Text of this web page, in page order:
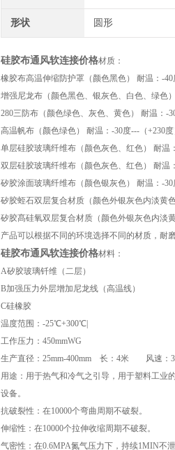
形状 圆形
硅胶布通风软连接价格材质：
橡胶布高温伸缩防护罩（颜色黑色） 耐温：-40
增强尼龙布（颜色黑色、银灰色、白色、绿色
280三防布（颜色绿色、灰色、黄色） 耐温：-
高温帆布（颜色绿色） 耐温：-30度---（+230度
单层硅胶玻璃纤维布（颜色灰色、红色） 耐温
双层硅胶玻璃纤维布（颜色灰色、红色） 耐温
矽胶涂面玻璃纤维布（颜色银灰色） 耐温：-30
矽胶蛭石双层复合材质（颜色外银灰色内淡黄
矽胶髙硅氧双层复合材质（颜色外银灰色内淡
产品可以根据不同的环境选择不同的材质，耐
硅胶布通风软连接价格材料：
A矽胶玻璃钎维（二层）
B加强压力外层增加尼龙线（高温线）
C硅橡胶
温度范围：-25℃+300℃|
工作压力：450mmWG
生产直径：25mm-400mm 长：4米 风速：
用途：用于热气和冷气之引导，用于塑料工业
设备。
抗破裂性：在10000个弯曲周期不破裂。
伸缩性：在10000个拉伸收缩周期不破裂。
气密性：在0.6MPA氮气压力下，持续1MIN不泄